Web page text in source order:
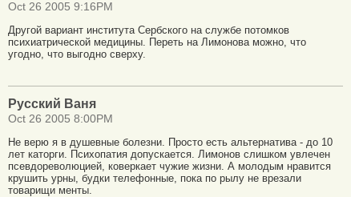
Oct 26 2005 9:16PM
Другой вариант института Сербского на службе потомков
психиатрической медицины. Переть на Лимонова можно, что
угодно, что выгодно сверху.
Русский Ваня
Oct 26 2005 8:00PM
Не верю я в душевные болезни. Просто есть альтернатива - до 10
лет каторги. Психопатия допускается. Лимонов слишком увлечен
псевдореволюцией, коверкает чужие жизни. А молодым нравится
крушить урны, будки телефонные, пока по рылу не врезали
товарищи менты.